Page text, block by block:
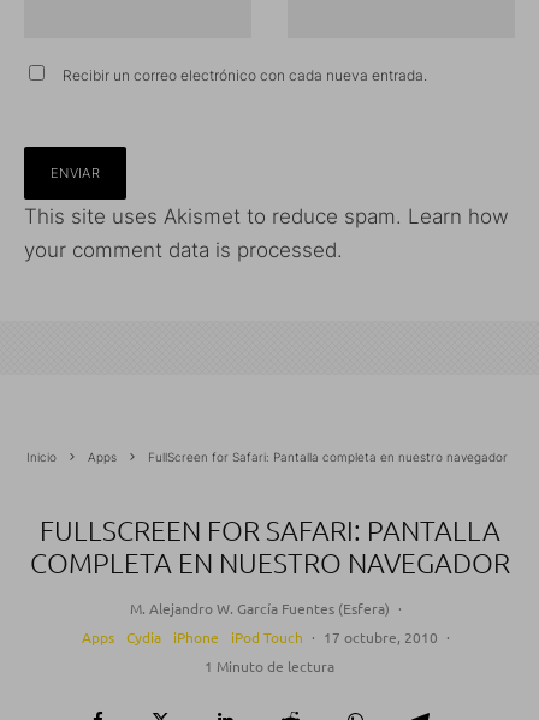
Recibir un correo electrónico con cada nueva entrada.
This site uses Akismet to reduce spam. Learn how
your comment data is processed.
Inicio Apps FullScreen for Safari: Pantalla completa en nuestro navegador
FULLSCREEN FOR SAFARI: PANTALLA
COMPLETA EN NUESTRO NAVEGADOR
M. Alejandro W. García Fuentes (Esfera) ·
Apps
Cydia iPhone iPod Touch · 17 octubre, 2010 ·
1 Minuto de lectura